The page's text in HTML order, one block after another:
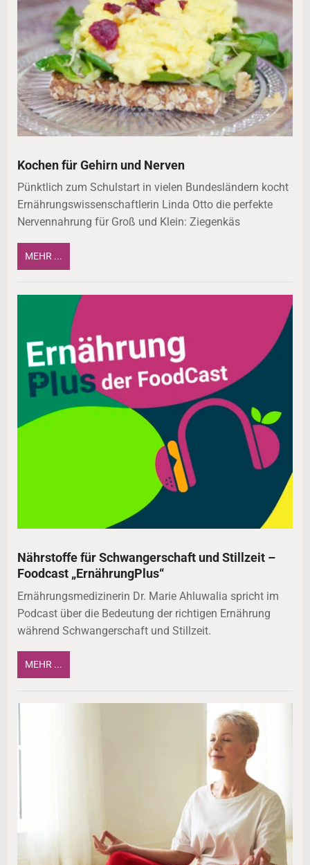
Kochen für Gehirn und Nerven
Pünktlich zum Schulstart in vielen Bundesländern kocht
Ernährungswissenschaftlerin Linda Otto die perfekte
Nervennahrung für Groß und Klein: Ziegenkäs
MEHR ...
Nährstoffe für Schwangerschaft und Stillzeit –
Foodcast „ErnährungPlus“
Ernährungsmedizinerin Dr. Marie Ahluwalia spricht im
Podcast über die Bedeutung der richtigen Ernährung
während Schwangerschaft und Stillzeit.
MEHR ...